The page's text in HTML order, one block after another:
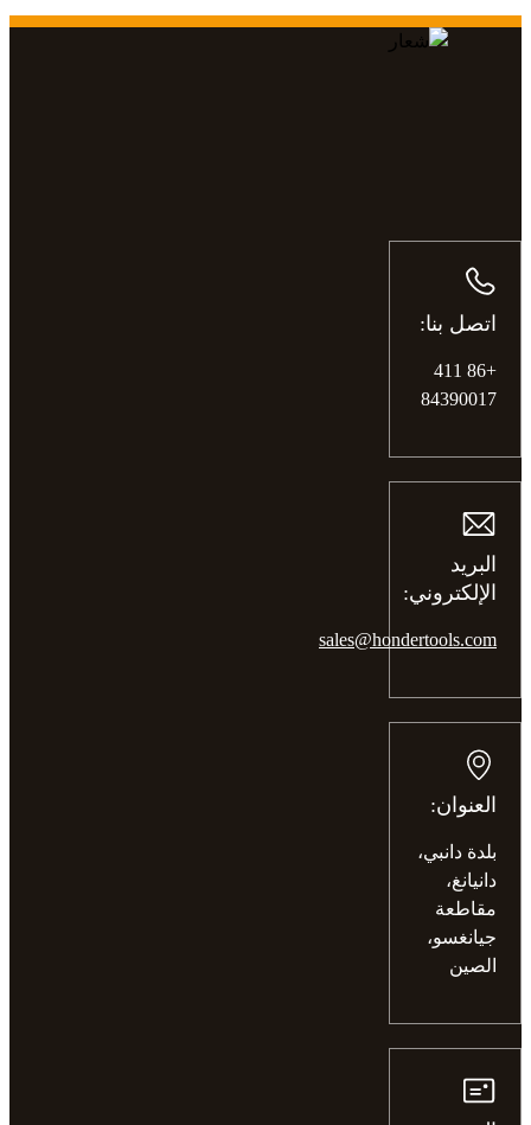
اتصل بنا:
+86 411
84390017
البريد
الإلكتروني:
sales@hondertools.com
العنوان:
بلدة دانبي،
دانيانغ،
مقاطعة
جيانغسو،
الصين